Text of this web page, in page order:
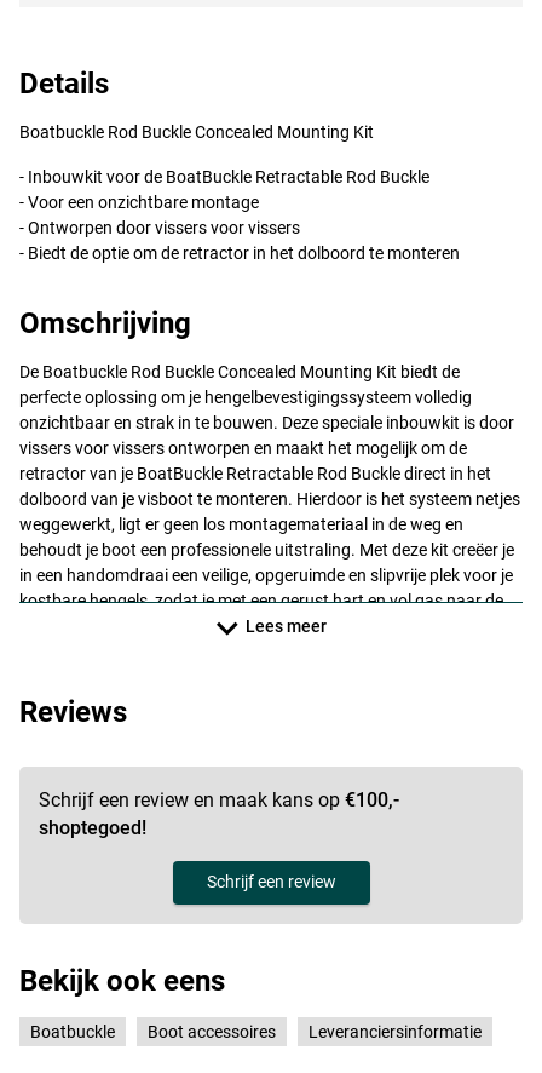
Details
Boatbuckle Rod Buckle Concealed Mounting Kit
- Inbouwkit voor de BoatBuckle Retractable Rod Buckle
- Voor een onzichtbare montage
- Ontworpen door vissers voor vissers
- Biedt de optie om de retractor in het dolboord te monteren
Omschrijving
De Boatbuckle Rod Buckle Concealed Mounting Kit biedt de
perfecte oplossing om je hengelbevestigingssysteem volledig
onzichtbaar en strak in te bouwen. Deze speciale inbouwkit is door
vissers voor vissers ontworpen en maakt het mogelijk om de
retractor van je BoatBuckle Retractable Rod Buckle direct in het
dolboord van je visboot te monteren. Hierdoor is het systeem netjes
weggewerkt, ligt er geen los montagemateriaal in de weg en
behoudt je boot een professionele uitstraling. Met deze kit creëer je
in een handomdraai een veilige, opgeruimde en slipvrije plek voor je
kostbare hengels, zodat je met een gerust hart en vol gas naar de
Lees meer
Reviews
Schrijf een review en maak kans op €100,-
shoptegoed!
Schrijf een review
Bekijk ook eens
Boatbuckle Boot accessoires Leveranciersinformatie